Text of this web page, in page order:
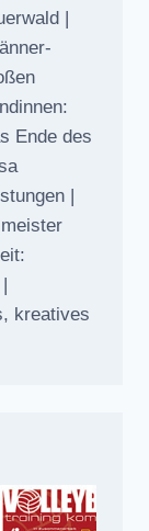
|
Ende des
|
kreatives